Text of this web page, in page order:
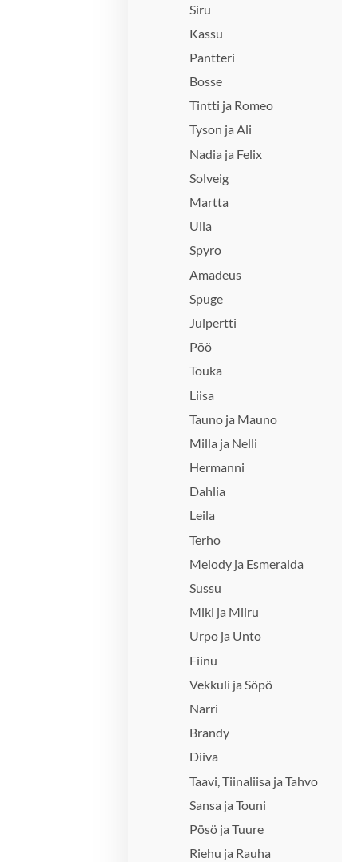
Siru
Kassu
Pantteri
Bosse
Tintti ja Romeo
Tyson ja Ali
Nadia ja Felix
Solveig
Martta
Ulla
Spyro
Amadeus
Spuge
Julpertti
Pöö
Touka
Liisa
Tauno ja Mauno
Milla ja Nelli
Hermanni
Dahlia
Leila
Terho
Melody ja Esmeralda
Sussu
Miki ja Miiru
Urpo ja Unto
Fiinu
Vekkuli ja Söpö
Narri
Brandy
Diiva
Taavi, Tiinaliisa ja Tahvo
Sansa ja Touni
Pösö ja Tuure
Riehu ja Rauha